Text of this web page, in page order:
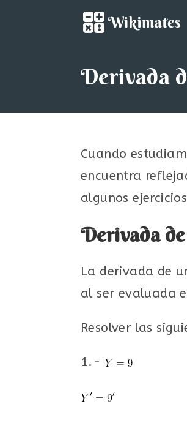
Derivada
Cuando
encuentra
algunos
Derivada
La derivada de
al ser evaluada
Resolver las
1.-